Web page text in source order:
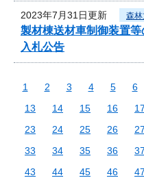
2023年7月31日更新 森
製材棟送材車制御装置
入札公告
1 2 3 4 5 6
13
14 15 16 17
23
24 25 26 27
33
34 35 36 37
43
44 45 46 47